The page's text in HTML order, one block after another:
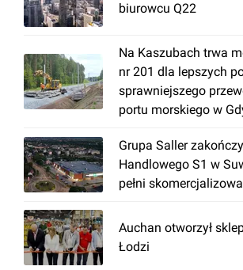
biurowcu Q22
Na Kaszubach trwa
nr 201 dla lepszych
sprawniejszego
portu morskiego w
Grupa Saller
Handlowego S1 w
pełni
Auchan otworzył
Łodzi